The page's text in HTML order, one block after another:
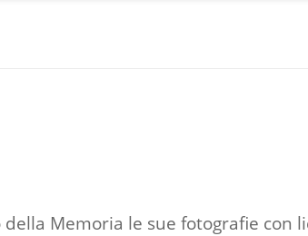
Memoria le sue fotografie con